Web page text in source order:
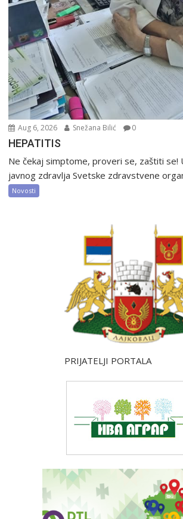
Aug 6, 2026 Snežana Bilić 0
HEPATITIS
Ne čekaj simptome, proveri se, zaštiti se!
javnog zdravlja Svetske zdravstvene
Novosti
PRIJATELJI PORTALA